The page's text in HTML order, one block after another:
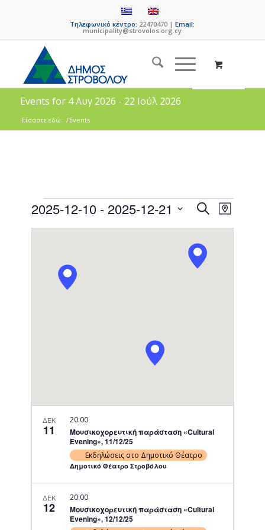
Τηλεφωνικό κέντρο: 22470470 |Email:
municipality@strovolos.org.cy
Events for 4 Αυγ 2026 - 22 Ιούλ 2026
Είσαστε εδώ: /Events
Events
Search
and
Views
SearchEvent
Views
Map
2025-12-10 - 2025-12-21
ΔΕΚ
11
Μουσικοχορευτική παράσταση «Cultural
Evening», 11/12/25
20:00
Εκδηλώσεις στο Δημοτικό Θέατρο
Δημοτικό Θέατρο Στροβόλου
ΔΕΚ
12
Μουσικοχορευτική παράσταση «Cultural
Evening», 12/12/25
20:00